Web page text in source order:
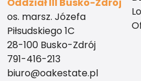
Oddział III Busko-Zdrój
os. marsz. Józefa
Piłsudskiego 1C
28-100 Busko-Zdrój
791-416-213
biuro@oakestate.pl